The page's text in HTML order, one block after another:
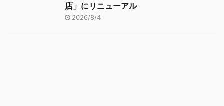
店」にリニューアル
2026/8/4